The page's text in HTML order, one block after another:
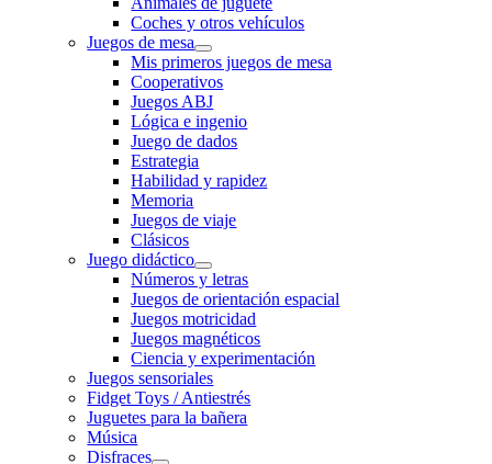
Coches y otros vehículos
Juegos de mesa
Mis primeros juegos de mesa
Cooperativos
Juegos ABJ
Lógica e ingenio
Juego de dados
Estrategia
Habilidad y rapidez
Memoria
Juegos de viaje
Clásicos
Juego didáctico
Números y letras
Juegos de orientación espacial
Juegos motricidad
Juegos magnéticos
Ciencia y experimentación
Juegos sensoriales
Fidget Toys / Antiestrés
Juguetes para la bañera
Música
Disfraces